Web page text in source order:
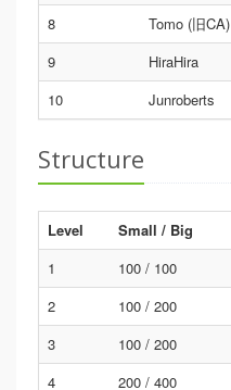
8
Tomo (旧CA)
9
HiraHira
10
Junroberts
Structure
Level Small / Big
1
100 / 100
2
100 / 200
3
100 / 200
4
200 / 400